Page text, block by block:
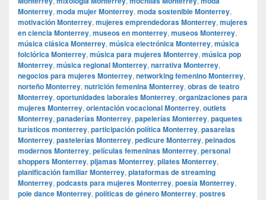
Monterrey, moda mujer Monterrey, moda sostenible Monterrey,
motivación Monterrey, mujeres emprendedoras Monterrey, mujeres
en ciencia Monterrey, museos en monterrey, museos Monterrey,
música clásica Monterrey, música electrónica Monterrey, música
folclórica Monterrey, música para mujeres Monterrey, música pop
Monterrey, música regional Monterrey, narrativa Monterrey,
negocios para mujeres Monterrey, networking femenino Monterrey,
norteño Monterrey, nutrición femenina Monterrey, obras de teatro
Monterrey, oportunidades laborales Monterrey, organizaciones para
mujeres Monterrey, orientación vocacional Monterrey, outlets
Monterrey, panaderías Monterrey, papelerías Monterrey, paquetes
turísticos monterrey, participación política Monterrey, pasarelas
Monterrey, pastelerías Monterrey, pedicure Monterrey, peinados
modernos Monterrey, películas femeninas Monterrey, personal
shoppers Monterrey, pijamas Monterrey, pilates Monterrey,
planificación familiar Monterrey, plataformas de streaming
Monterrey, podcasts para mujeres Monterrey, poesía Monterrey,
pole dance Monterrey, políticas de género Monterrey, postres